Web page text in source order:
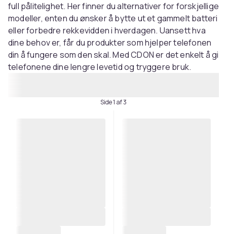
full pålitelighet. Her finner du alternativer for forskjellige
modeller, enten du ønsker å bytte ut et gammelt batteri
eller forbedre rekkevidden i hverdagen. Uansett hva
dine behov er, får du produkter som hjelper telefonen
din å fungere som den skal. Med CDON er det enkelt å gi
telefonene dine lengre levetid og tryggere bruk.
Side 1 af 3